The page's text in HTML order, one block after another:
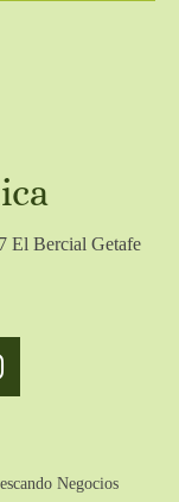
El Bercial Getafe
Negocios